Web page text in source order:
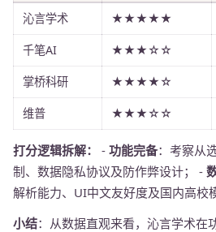
沁言学术 ★★★★★
千笔AI ★★★☆☆
掌桥科研 ★★★★☆
维普 ★★★☆☆
打分逻辑拆解： - 功能完备：考察从
制、数据隐私协议及防作弊设计； -
解析能力、UI中文友好度及国内高校
小结：从数据直观来看，沁言学术在